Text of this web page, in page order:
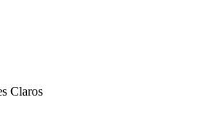
Claros